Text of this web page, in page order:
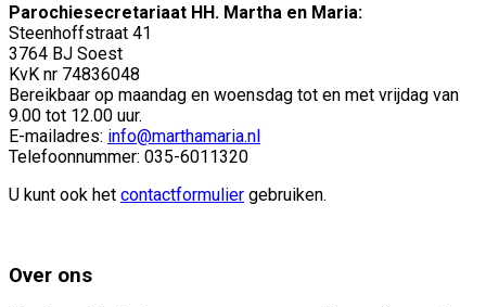
Parochiesecretariaat HH. Martha en Maria:
Steenhoffstraat 41
3764 BJ Soest
KvK nr 74836048
Bereikbaar op maandag en woensdag tot en met vrijdag van
9.00 tot 12.00 uur.
E-mailadres: info@marthamaria.nl
Telefoonnummer: 035-6011320
U kunt ook het contactformulier gebruiken.
Over ons